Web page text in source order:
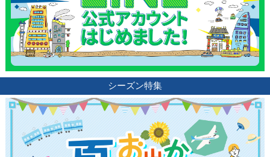
シーズン特集